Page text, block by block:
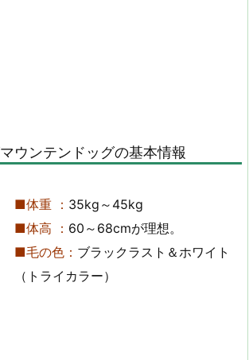
ウンテンドッグの基本情報
■体重 ： 35kg～45kg
■体高 ： 60～68cmが理想。
■毛の色： ブラックラスト＆ホワイト
（トライカラー）